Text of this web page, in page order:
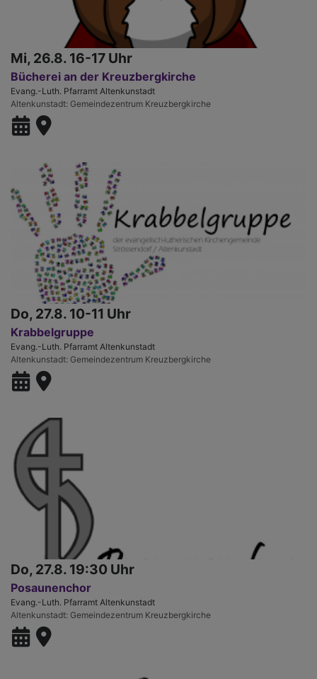
Mi, 26.8. 16-17 Uhr
Bücherei an der Kreuzbergkirche
Evang.-Luth. Pfarramt Altenkunstadt
Altenkunstadt Gemeindezentrum Kreuzbergkirche
Do, 27.8. 10-11 Uhr
Krabbelgruppe
Evang.-Luth. Pfarramt Altenkunstadt
Altenkunstadt Gemeindezentrum Kreuzbergkirche
Do, 27.8. 19:30 Uhr
Posaunenchor
Evang.-Luth. Pfarramt Altenkunstadt
Altenkunstadt Gemeindezentrum Kreuzbergkirche